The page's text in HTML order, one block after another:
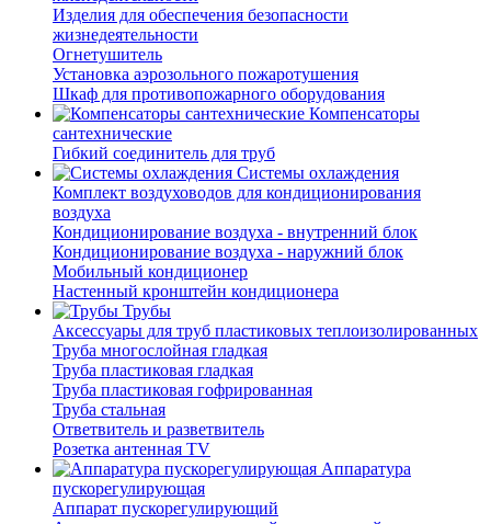
Изделия для обеспечения безопасности
жизнедеятельности
Огнетушитель
Установка аэрозольного пожаротушения
Шкаф для противопожарного оборудования
Компенсаторы
сантехнические
Гибкий соединитель для труб
Системы охлаждения
Комплект воздуховодов для кондиционирования
воздуха
Кондиционирование воздуха - внутренний блок
Кондиционирование воздуха - наружний блок
Мобильный кондиционер
Настенный кронштейн кондиционера
Трубы
Аксессуары для труб пластиковых теплоизолированных
Труба многослойная гладкая
Труба пластиковая гладкая
Труба пластиковая гофрированная
Труба стальная
Ответвитель и разветвитель
Розетка антенная TV
Аппаратура
пускорегулирующая
Аппарат пускорегулирующий